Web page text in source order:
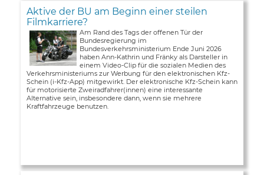
Aktive der BU am Beginn einer steilen
Filmkarriere?
Am Rand des Tags der offenen Tür der
Bundesregierung im
Bundesverkehrsministerium Ende Juni 2026
haben Ann-Kathrin und Fränky als Darsteller in
einem Video-Clip für die sozialen Medien des
Verkehrsministeriums zur Werbung für den elektronischen Kfz-
Schein (i-Kfz-App) mitgewirkt. Der elektronische Kfz-Schein kann
für motorisierte Zweiradfahrer(innen) eine interessante
Alternative sein, insbesondere dann, wenn sie mehrere
Kraftfahrzeuge benutzen.